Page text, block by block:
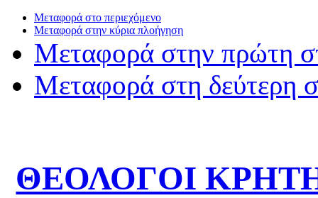
Μεταφορά στο περιεχόμενο
Μεταφορά στην κύρια πλοήγηση
Μεταφορά στην πρώτη
Μεταφορά στη δεύτερη
ΘΕΟΛΟΓΟΙ